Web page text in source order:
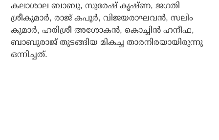
കലാശാല ബാബു, സുരേഷ് കൃഷ്ണ, ജഗതി
ശ്രീകുമാര്‍, രാജ് കപൂര്‍, വിജയരാഘവന്‍, സലിം
കുമാര്‍, ഹരിശ്രീ അശോകന്‍, കൊച്ചിന്‍ ഹനീഫ,
ബാബുരാജ് തുടങ്ങിയ മികച്ച താരനിരയായിരുന്നു
ഒന്നിച്ചത്.